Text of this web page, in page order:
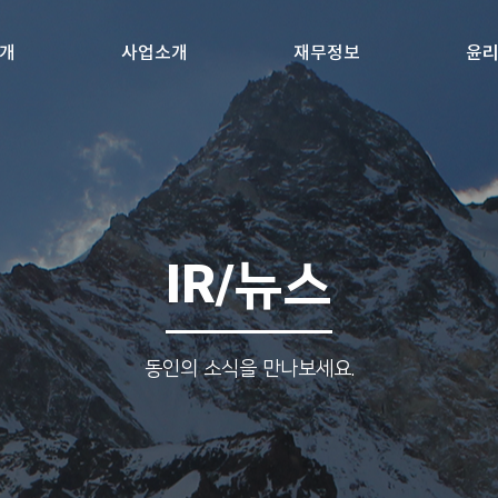
사업소개 재무정보 윤
IR/뉴스
동인의 소식을 만나보세요.